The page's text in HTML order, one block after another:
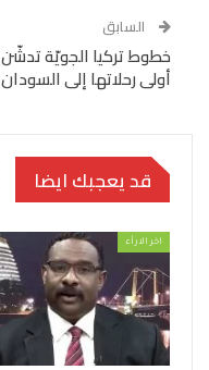
السابق
خطوط تركيا الجويّة تدشّن
أولى رحلاتها إلى السودان
قد يعجبك ايضا
اخر الارأء